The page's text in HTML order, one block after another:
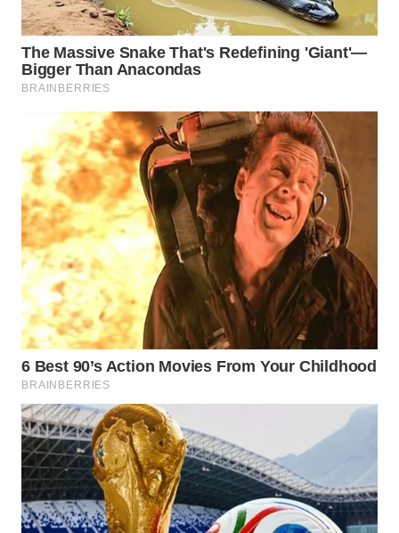
WN
PAKPAK
WN
KARAWANG
WN
BEKASI
WN
BOGOR
WN
DEPOK
WN
TAPANULI
WN
SAMOSIR
WN
PADANG